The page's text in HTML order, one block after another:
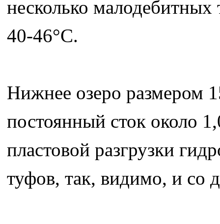
несколько
40-46°С.
Нижнее озеро размером
постоянный сток около
пластовой разгрузки
туфов, так, видимо, и со